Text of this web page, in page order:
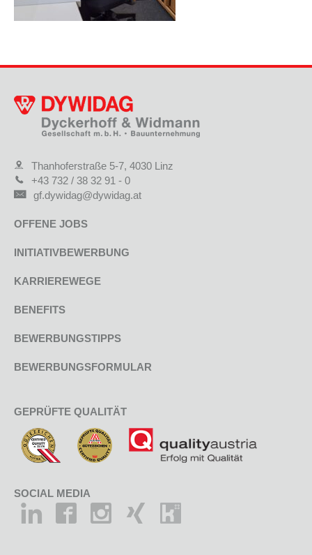
Thanhoferstraße 5-7, 4030 Linz
+43 732 / 38 32 91 - 0
gf.dywidag@dywidag.at
OFFENE JOBS
INITIATIVBEWERBUNG
KARRIEREWEGE
BENEFITS
BEWERBUNGSTIPPS
BEWERBUNGSFORMULAR
GEPRÜFTE QUALITÄT
SOCIAL MEDIA